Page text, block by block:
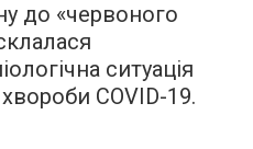
до «червоного
ситуація
COVID-19.